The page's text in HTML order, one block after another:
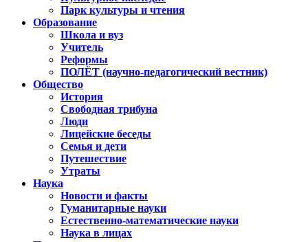
Парк культуры и чтения
Образование
Школа и вуз
Учитель
Реформы
ПОЛЁТ (научно-педагогический вестник)
Общество
История
Свободная трибуна
Люди
Лицейские беседы
Семья и дети
Путешествие
Утраты
Наука
Новости и факты
Гуманитарные науки
Естественно-математические науки
Наука в лицах